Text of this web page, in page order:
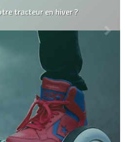
tracteur en hiver ?